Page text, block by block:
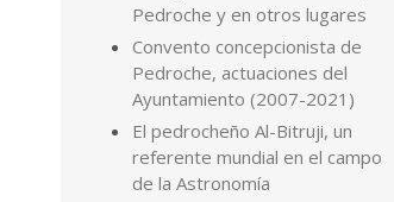
Pedroche y en otros lugares
Convento concepcionista de
Pedroche, actuaciones del
Ayuntamiento (2007-2021)
El pedrocheño Al-Bitruji, un
referente mundial en el campo
de la Astronomía